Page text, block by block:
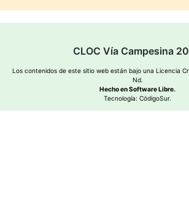
CLOC Vía Campesina
Los contenidos de este sitio web están bajo una Licencia
Nd.
Hecho en Software Libre.
Tecnología: CódigoSur.